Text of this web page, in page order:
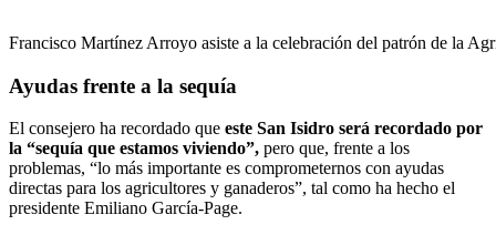
Francisco Martínez Arroyo asiste a la celebración del patrón de la
Ayudas frente a la sequía
El consejero ha recordado que este San Isidro será recordado por
la “sequía que estamos viviendo”, pero que, frente a los
problemas, “lo más importante es comprometernos con ayudas
directas para los agricultores y ganaderos”, tal como ha hecho el
presidente Emiliano García-Page.